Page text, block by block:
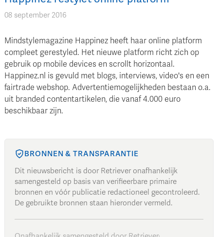
08 september 2016
Mindstylemagazine Happinez heeft haar online platform
compleet gerestyled. Het nieuwe platform richt zich op
gebruik op mobile devices en scrollt horizontaal.
Happinez.nl is gevuld met blogs, interviews, video's en een
fairtrade webshop. Advertentiemogelijkheden bestaan o.a.
uit branded contentartikelen, die vanaf 4.000 euro
beschikbaar zijn.
BRONNEN & TRANSPARANTIE
Dit nieuwsbericht is door Retriever onafhankelijk
samengesteld op basis van verifieerbare primaire
bronnen en vóór publicatie redactioneel gecontroleerd.
De gebruikte bronnen staan hieronder vermeld.